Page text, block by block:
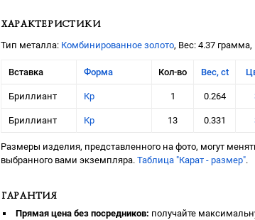
ХАРАКТЕРИСТИКИ
Тип металла: Комбинированное золото, Вес: 4.37 грамма,
Вставка Форма Кол-во Вес, ct
Бриллиант Кр 1 0.264
Бриллиант Кр 13 0.331
Размеры изделия, представленного на фото, могут
выбранного вами экземпляра. Таблица "Карат - размер".
ГАРАНТИЯ
Прямая цена без посредников: получайте